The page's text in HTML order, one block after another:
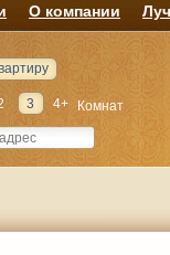
О компании
3 4+ Комнат